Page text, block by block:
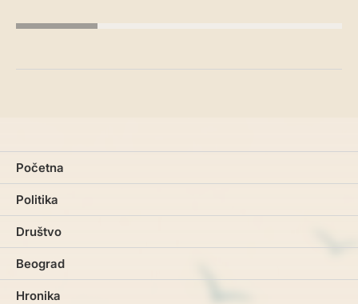
Početna
Politika
Društvo
Beograd
Hronika